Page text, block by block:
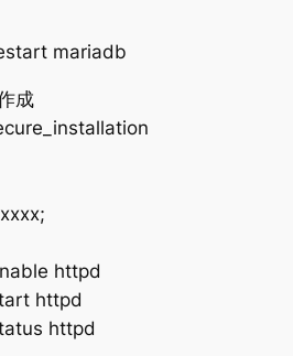
mariadb
成
httpd
httpd
httpd